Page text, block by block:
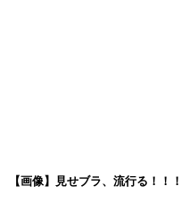
【画像】見せブラ、流行る！！